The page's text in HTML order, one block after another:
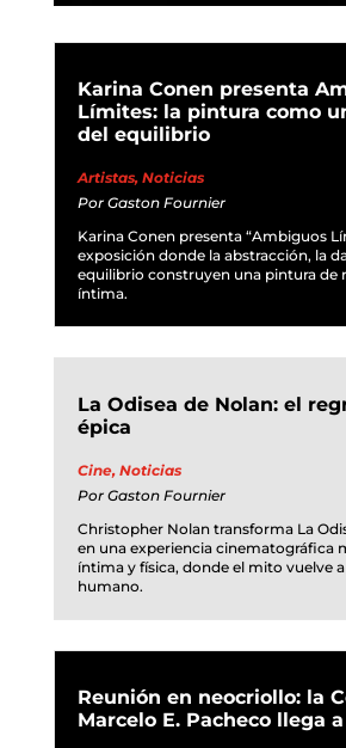
Karina Conen presenta
Límites: la pintura como
del equilibrio
Artistas, Noticias
Por Gaston Fournier
Karina Conen presenta “Ambiguos
exposición donde la abstracción, la
equilibrio construyen una pintura de
íntima.
La Odisea de Nolan: el
épica
Cine, Noticias
Por Gaston Fournier
Christopher Nolan transforma La
en una experiencia cinematográfica
íntima y física, donde el mito vuelve
humano.
Reunión en neocriollo: la
Marcelo E. Pacheco llega